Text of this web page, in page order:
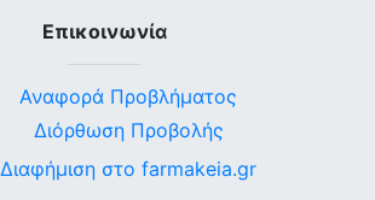
Επικοινωνία
Αναφορά Προβλήματος
Διόρθωση Προβολής
Διαφήμιση στο farmakeia.gr